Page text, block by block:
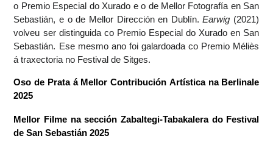
o Premio Especial do Xurado e o de Mellor Fotografía en San
Sebastián, e o de Mellor Dirección en Dublín. Earwig (2021)
volveu ser distinguida co Premio Especial do Xurado en San
Sebastián. Ese mesmo ano foi galardoada co Premio Méliès
á traxectoria no Festival de Sitges.
Oso de Prata á Mellor Contribución Artística na Berlinale
2025
Mellor Filme na sección Zabaltegi-Tabakalera do Festival
de San Sebastián 2025